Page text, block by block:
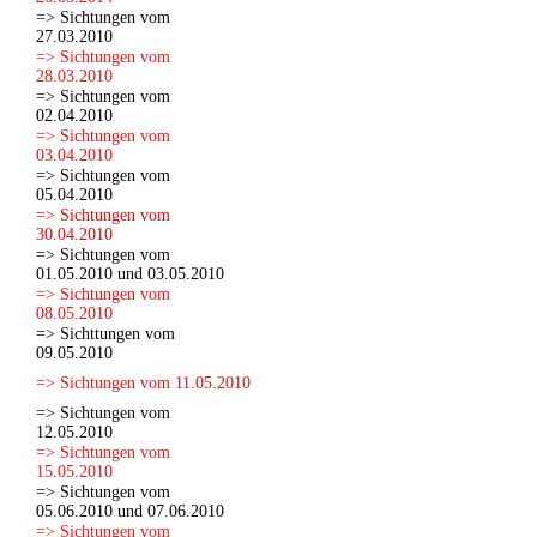
=> Sichtungen vom
27.03.2010
=> Sichtungen vom
28.03.2010
=> Sichtungen vom
02.04.2010
=> Sichtungen vom
03.04.2010
=> Sichtungen vom
05.04.2010
=> Sichtungen vom
30.04.2010
=> Sichtungen vom
01.05.2010 und 03.05.2010
=> Sichtungen vom
08.05.2010
=> Sichttungen vom
09.05.2010
=> Sichtungen vom 11.05.2010
=> Sichtungen vom
12.05.2010
=> Sichtungen vom
15.05.2010
=> Sichtungen vom
05.06.2010 und 07.06.2010
=> Sichtungen vom